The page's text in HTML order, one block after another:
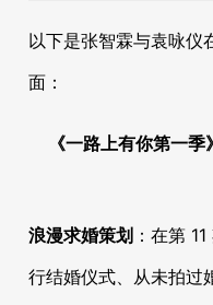
以下是张智霖与袁咏仪
面：
《一路上有你第一季》
浪漫求婚策划：在第
行结婚仪式、从未拍过